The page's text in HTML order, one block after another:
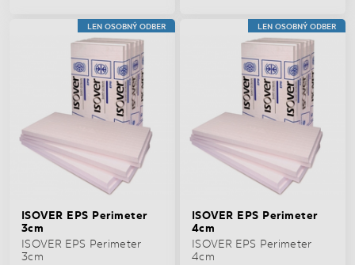
LEN OSOBNÝ ODBER
ISOVER EPS Perimeter
3cm
ISOVER EPS Perimeter
3cm
LEN OSOBNÝ ODBER
ISOVER EPS Perimeter
4cm
ISOVER EPS Perimeter
4cm